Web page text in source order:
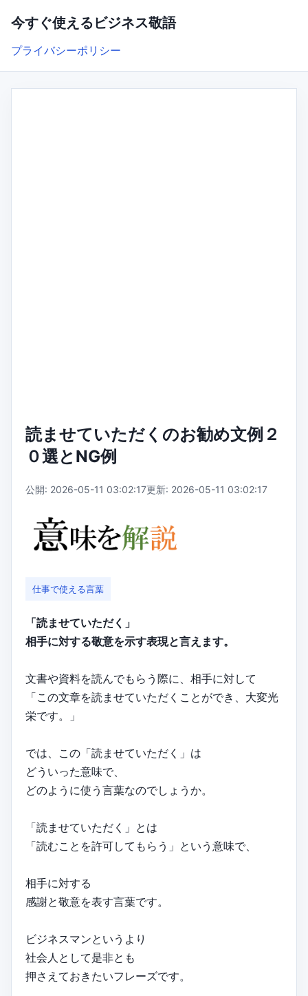
今すぐ使えるビジネス敬語
プライバシーポリシー
読ませていただくのお勧め文例２
０選とNG例
公開: 2026-05-11 03:02:17更新: 2026-05-11 03:02:17
仕事で使える言葉
「読ませていただく」
相手に対する敬意を示す表現と言えます。
文書や資料を読んでもらう際に、相手に対して
「この文章を読ませていただくことができ、大変光
栄です。」
では、この「読ませていただく」は
どういった意味で、
どのように使う言葉なのでしょうか。
「読ませていただく」とは
「読むことを許可してもらう」という意味で、
相手に対する
感謝と敬意を表す言葉です。
ビジネスマンというより
社会人として是非とも
押さえておきたいフレーズです。